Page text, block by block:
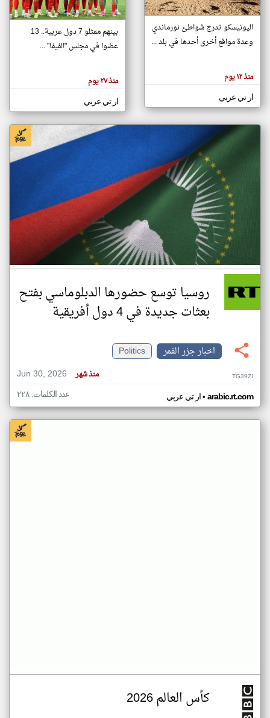
تغيير الدولة
اخبار جزر القمر على مدار الساعة
أهم اخبار جزر القمر العاجلة والمباشرة
هنا عن
وجهة
كاتبيها.
اليونيسكو تدرج شواطئ نورماندي
وعدة مواقع أخرى أحدها في بلد ...
منذ ١٢ يوم
ار تي عربي
بينهم ممثلو 7 دول عربية.. 13
عضوا في مجلس "الفيفا" ...
منذ ٢٧ يوم
ار تي عربي
روسيا توسع حضورها الدبلوماسي بفتح
بعثات جديدة في 4 دول أفريقية
اخبار جزر القمر
Politics
Jun 30, 2026
منذ شهر TG39ZI
ار تي عربي• arabic.rt.com عدد الكلمات: ٢٢٨
كأس العالم 2026
klyoum.com